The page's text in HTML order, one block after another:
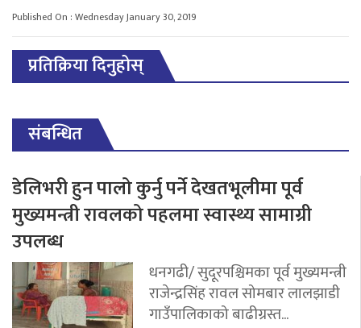
Published On : Wednesday January 30, 2019
प्रतिक्रिया दिनुहोस्
संबन्धित
डेलिभरी हुन पालो कुर्नु पर्ने देखतभूलीमा पूर्व
मुख्यमन्त्री रावलको पहलमा स्वास्थ्य सामाग्री
उपलब्ध
धनगढी/ सुदूरपश्चिमका पूर्व मुख्यमन्त्री
राजेन्द्रसिंह रावल सोमबार लालझाडी
गाउँपालिकाको बाढीग्रस्त...